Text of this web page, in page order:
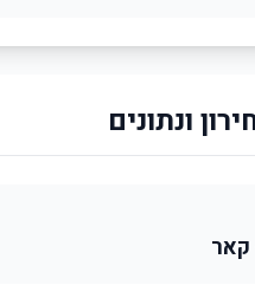
ונתונים
קאר